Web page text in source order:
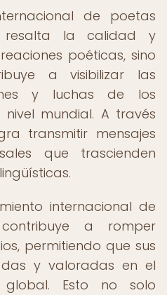
de poetas
resalta la calidad y
poéticas, sino
a visibilizar las
y luchas de los
mundial. A través
transmitir mensajes
que trascienden
internacional de
a romper
permitiendo que sus
y valoradas en el
global. Esto no solo